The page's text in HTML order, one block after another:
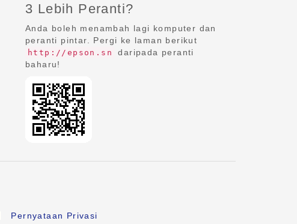
3 Lebih Peranti?
Anda boleh menambah lagi komputer dan
peranti pintar. Pergi ke laman berikut
http://epson.sn
daripada peranti
baharu!
Pernyataan Privasi